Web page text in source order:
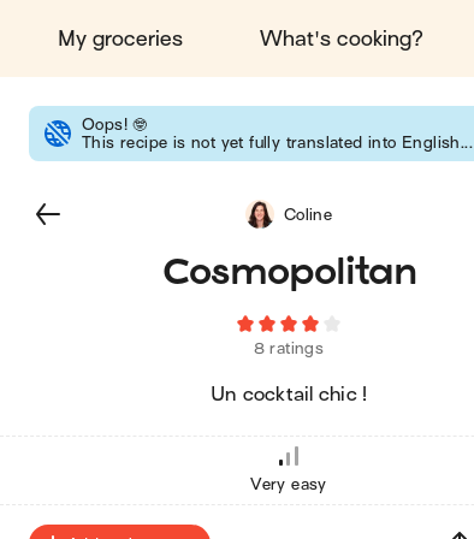
My groceries What's cooking?
Oops! 🤓
This recipe is not yet fully translated into English...
Cosmopolitan
8 ratings
Un cocktail chic !
Coline
Very easy